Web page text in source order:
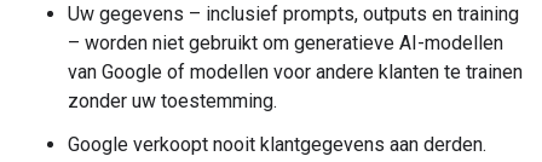
Uw gegevens – inclusief prompts, outputs en training
– worden niet gebruikt om generatieve AI-modellen
van Google of modellen voor andere klanten te trainen
zonder uw toestemming.
Google verkoopt nooit klantgegevens aan derden.